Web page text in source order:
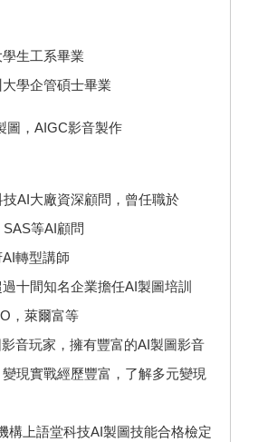
生工系畢業
學企管碩士畢業
圖，AIGC影音製作
技AI大廠資深顧問，曾任職於
等AI顧問
轉型講師
十間知名企業擔任AI製圖培訓
，萊爾富等
音玩家，擁有豐富的AI製圖影音
現實戰經歷豐富，了解多元變現
構上語堂科技AI製圖技能合格檢定